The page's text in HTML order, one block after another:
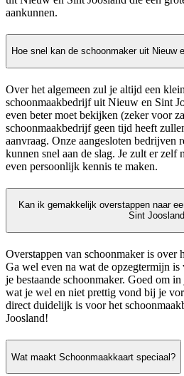
aankunnen.
Hoe snel kan de schoonmaker uit Nieuw
Over het algemeen zul je altijd een
schoonmaakbedrijf uit Nieuw en Sint
even beter moet bekijken (zeker voor
schoonmaakbedrijf geen tijd heeft
aanvraag. Onze aangesloten bedrijven
kunnen snel aan de slag. Je zult er zelf
even persoonlijk kennis te maken.
Kan ik gemakkelijk overstappen naar
Sint
Overstappen van schoonmaker is over
Ga wel even na wat de opzegtermijn
je bestaande schoonmaker. Goed om
wat je wel en niet prettig vond bij je
direct duidelijk is voor het
Joosland!
Wat maakt Schoonmaakkaart speciaal?